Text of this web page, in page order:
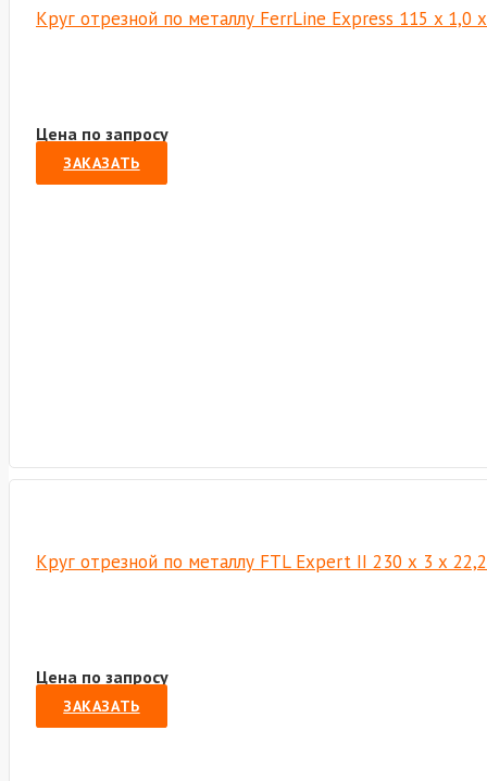
Круг отрезной по металлу FerrLine Express 115 x 1,0
Цена по запросу
ЗАКАЗАТЬ
Круг отрезной по металлу FTL Expert II 230 х 3 х
Цена по запросу
ЗАКАЗАТЬ